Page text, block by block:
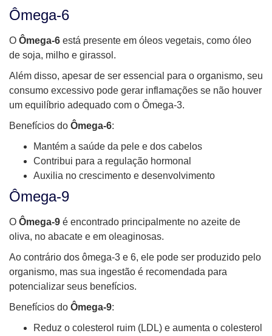
Ômega-6
O Ômega-6 está presente em óleos vegetais, como óleo
de soja, milho e girassol.
Além disso, apesar de ser essencial para o organismo, seu
consumo excessivo pode gerar inflamações se não houver
um equilíbrio adequado com o Ômega-3.
Benefícios do Ômega-6:
Mantém a saúde da pele e dos cabelos
Contribui para a regulação hormonal
Auxilia no crescimento e desenvolvimento
Ômega-9
O Ômega-9 é encontrado principalmente no azeite de
oliva, no abacate e em oleaginosas.
Ao contrário dos ômega-3 e 6, ele pode ser produzido pelo
organismo, mas sua ingestão é recomendada para
potencializar seus benefícios.
Benefícios do Ômega-9:
Reduz o colesterol ruim (LDL) e aumenta o colesterol